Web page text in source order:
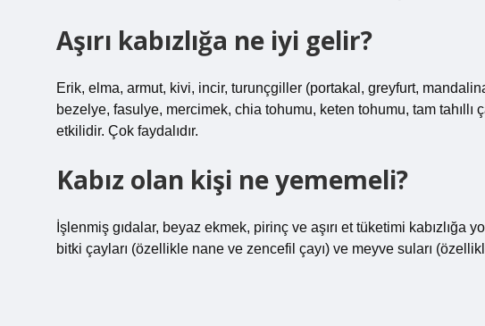
Aşırı kabızlığa ne iyi gelir?
Erik, elma, armut, kivi, incir, turunçgiller (portakal, greyfurt,
bezelye, fasulye, mercimek, chia tohumu, keten tohumu, tam tahıllı
etkilidir. Çok faydalıdır.
Kabız olan kişi ne yememeli?
İşlenmiş gıdalar, beyaz ekmek, pirinç ve aşırı et tüketimi kabızlığa
bitki çayları (özellikle nane ve zencefil çayı) ve meyve suları